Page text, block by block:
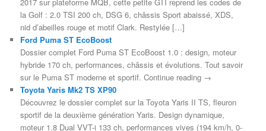
la Golf : 2.0 TSI 200 ch, DSG 6, châssis Sport abaissé, XDS,
nid d’abeilles rouge et motif Clark. Restylée […]
Ford Puma ST EcoBoost
Dossier complet Ford Puma ST EcoBoost 1.0 : design, moteur
hybride 170 ch, performances, châssis et évolutions. Tout savoir
sur le Puma ST moderne et sportif. Continue reading →
Toyota Yaris Mk2 TS XP90
Découvrez le dossier complet sur la Toyota Yaris II TS, fleuron
sportif de la deuxième génération Yaris. Design dynamique,
moteur 1.8 Dual VVT-i 133 ch, performances vives (194 km/h, 0-